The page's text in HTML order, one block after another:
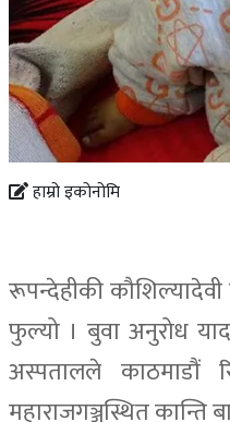
हाम्रो इकोनोमि
रूपन्देहीकी
फुल्यो । बुवा अनुरोध
अस्पतालले काठमाडौं
महाराजगञ्जस्थित कान्ति